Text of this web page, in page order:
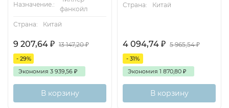
Назначение.:
фанкойл
Страна:
Китай
9 207,64 ₽ 13 147,20₽
- 29%
Экономия 3 939,56 ₽
В корзину
Страна: Китай
4 094,74 ₽ 5 965,54₽
- 31%
Экономия 1 870,80 ₽
В корзину